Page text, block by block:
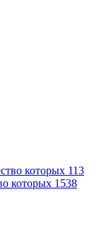
которых 113
которых 1538